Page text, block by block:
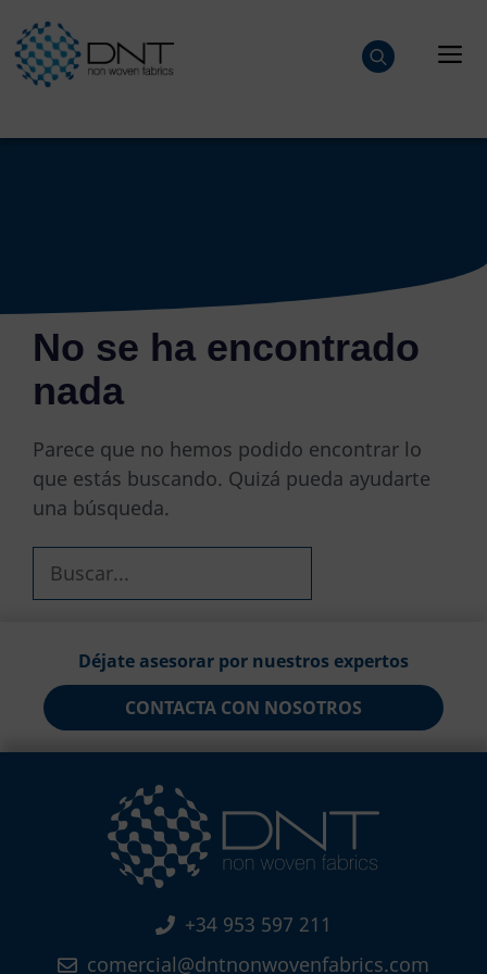
contenido
No se ha encontrado
nada
Parece que no hemos podido encontrar lo
que estás buscando. Quizá pueda ayudarte
una búsqueda.
Déjate asesorar por nuestros expertos
CONTACTA CON NOSOTROS
+34 953 597 211
comercial@dntnonwovenfabrics.com